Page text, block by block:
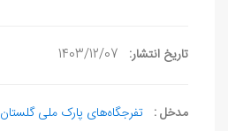
تاریخ انتشار: 1403/12/07
مدخل : تفرجگاه‌های پارک ملی گلستان